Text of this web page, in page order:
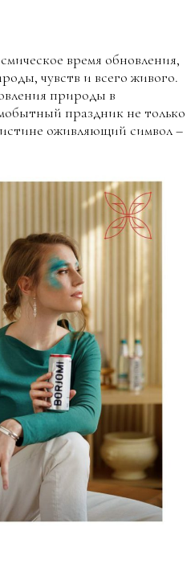
время обновления,
чувств и всего живого.
природы в
праздник не только
оживляющий символ –